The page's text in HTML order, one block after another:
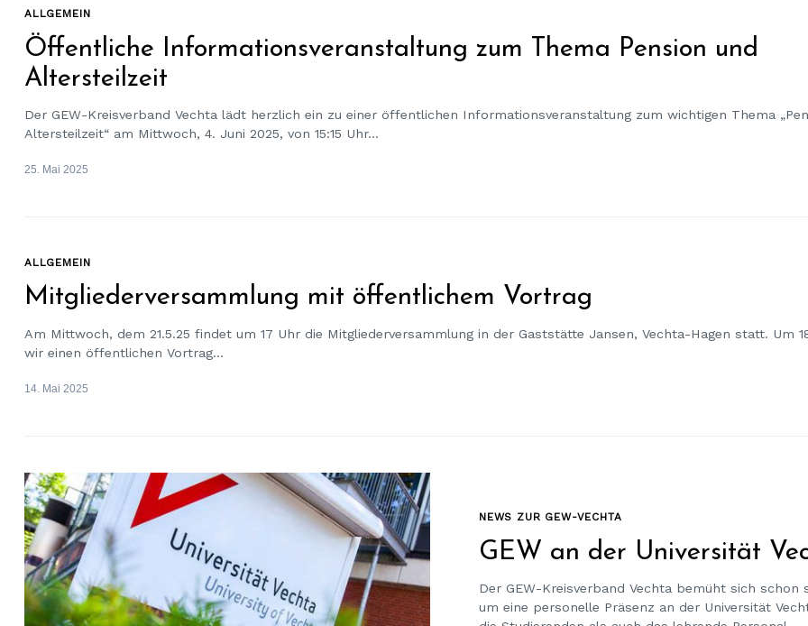
ALLGEMEIN
Öffentliche Informationsveranstaltung zum Thema Pension und
Altersteilzeit
Der GEW-Kreisverband Vechta lädt herzlich ein zu einer öffentlichen Informationsveranstaltung zum wichtigen Thema
Altersteilzeit“ am Mittwoch, 4. Juni 2025, von 15:15 Uhr...
25. Mai 2025
ALLGEMEIN
Mitgliederversammlung mit öffentlichem Vortrag
Am Mittwoch, dem 21.5.25 findet um 17 Uhr die Mitgliederversammlung in der Gaststätte Jansen, Vechta-Hagen statt. Um
wir einen öffentlichen Vortrag...
14. Mai 2025
NEWS ZUR GEW-VECHTA
GEW an der Universität
Der GEW-Kreisverband Vechta bemüht sich schon
um eine personelle Präsenz an der Universität